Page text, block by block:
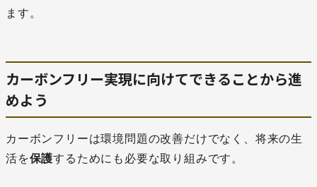
ます。
カーボンフリー実現に向けてできることから進
めよう
カーボンフリーは環境問題の改善だけでなく、将来の生
活を保護するためにも必要な取り組みです。